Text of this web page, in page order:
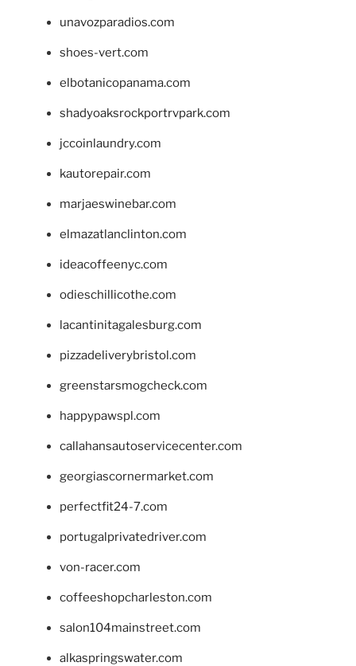
unavozparadios.com
shoes-vert.com
elbotanicopanama.com
shadyoaksrockportrvpark.com
jccoinlaundry.com
kautorepair.com
marjaeswinebar.com
elmazatlanclinton.com
ideacoffeenyc.com
odieschillicothe.com
lacantinitagalesburg.com
pizzadeliverybristol.com
greenstarsmogcheck.com
happypawspl.com
callahansautoservicecenter.com
georgiascornermarket.com
perfectfit24-7.com
portugalprivatedriver.com
von-racer.com
coffeeshopcharleston.com
salon104mainstreet.com
alkaspringswater.com